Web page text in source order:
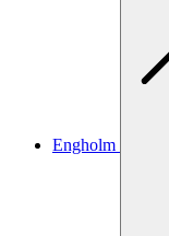
Engholm